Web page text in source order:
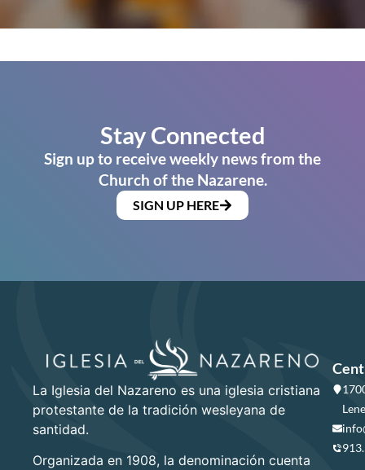
Stay Connected
Sign up to receive weekly news from the
Church of the Nazarene.
SIGN UP HERE
La Iglesia del Nazareno es una iglesia cristiana
protestante de la tradición wesleyana de
santidad.
Organizada en 1908, la denominación cuenta